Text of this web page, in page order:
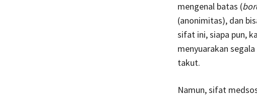
mengenal batas (
(anonimitas), dan
sifat ini, siapa pun,
menyuarakan
takut.
Namun, sifat